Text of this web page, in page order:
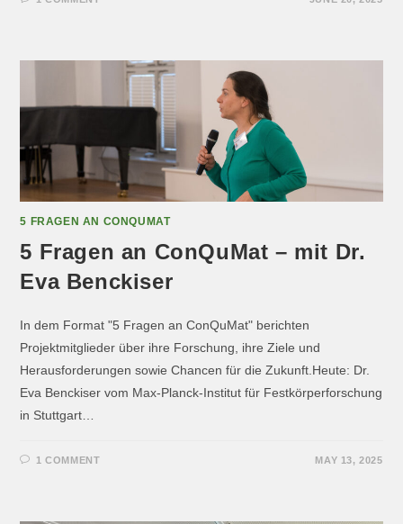
5 FRAGEN AN CONQUMAT
5 Fragen an ConQuMat – mit Dr.
Eva Benckiser
In dem Format "5 Fragen an ConQuMat" berichten
Projektmitglieder über ihre Forschung, ihre Ziele und
Herausforderungen sowie Chancen für die Zukunft.Heute: Dr.
Eva Benckiser vom Max-Planck-Institut für Festkörperforschung
in Stuttgart…
1 COMMENT MAY 13, 2025